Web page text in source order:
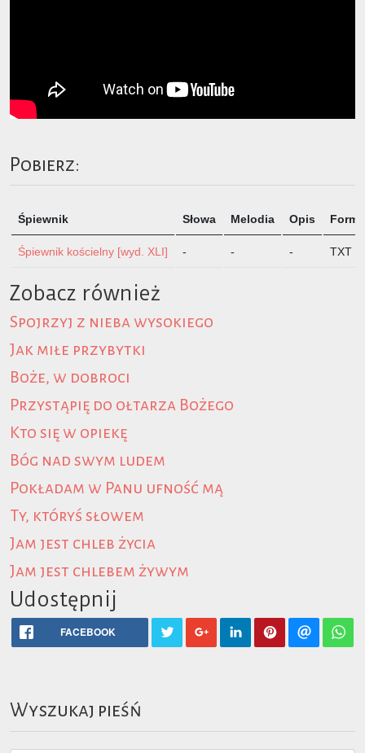
Pobierz:
Śpiewnik Słowa Melodia Opis
Śpiewnik kościelny [wyd. XLI] - - - TXT
Zobacz również
Spojrzyj z nieba wysokiego
Jak miłe przybytki
Boże, w dobroci
Przystąpię do ołtarza Bożego
Kto się w opiekę
Bóg nad swym ludem
Pokładam w Panu ufność mą
Ty, któryś słowem
Jam jest chleb życia
Jam jest chlebem żywym
Udostępnij
FACEBOOK
Wyszukaj pieśń